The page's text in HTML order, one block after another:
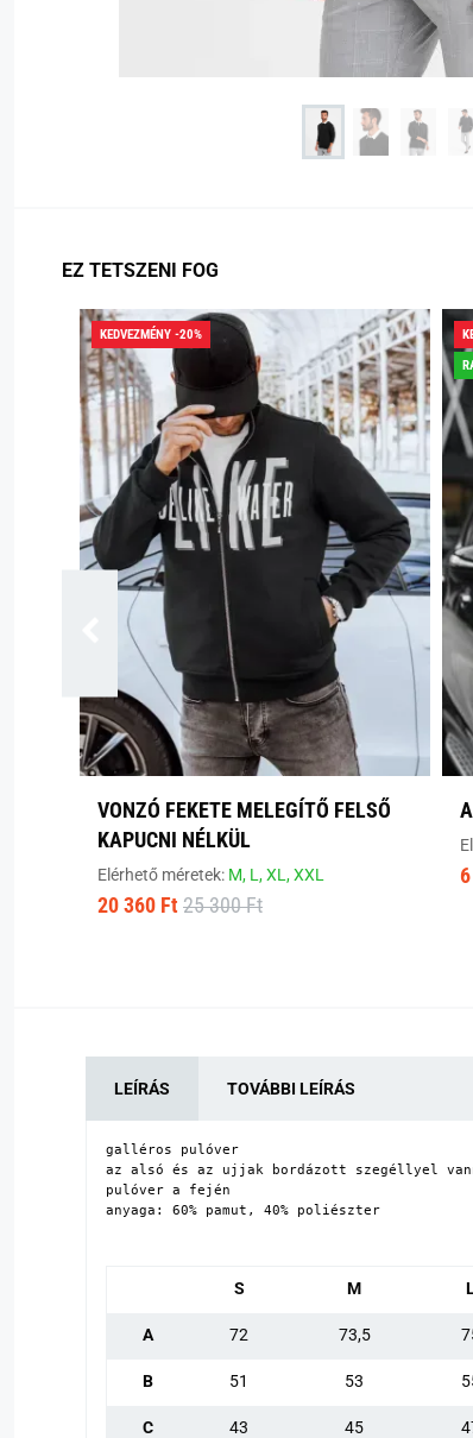
EZ TETSZENI FOG
KEDVEZMÉNY -20%
VONZÓ FEKETE MELEGÍTŐ FELSŐ
KAPUCNI NÉLKÜL
Elérhető méretek: M, L,XL,XXL
20 360 Ft 25 300 Ft
LEÍRÁS TOVÁBBI LEÍRÁS
galléros pulóver
az alsó és az ujjak bordázott szegéllyel
pulóver a fején
anyaga: 60% pamut, 40% poliészter
S M
A 72 73,5
B 51 53
C 43 45